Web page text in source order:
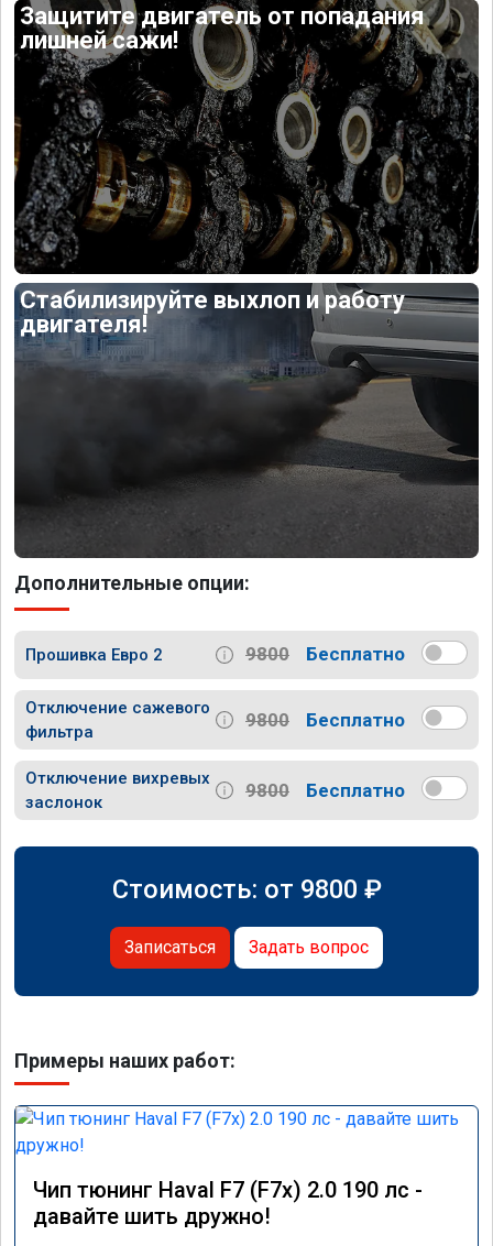
Защитите двигатель от попадания
лишней сажи!
Стабилизируйте выхлоп и работу
двигателя!
Дополнительные опции:
Прошивка Евро 2 9800 Бесплатно
Отключение сажевого
фильтра
9800 Бесплатно
Отключение вихревых
заслонок
9800 Бесплатно
Стоимость: от 9800 ₽
Записаться Задать вопрос
Примеры наших работ:
Чип тюнинг Haval F7 (F7x) 2.0 190 лс -
давайте шить дружно!